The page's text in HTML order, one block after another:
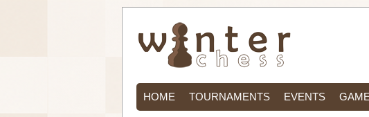
HOME TOURNAMENTS EVENTS